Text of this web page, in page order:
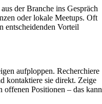
der Branche ins Gespräch
oder lokale Meetups. Oft
entscheidenden Vorteil
aufploppen. Recherchiere
kontaktiere sie direkt. Zeige
offenen Positionen – das kann